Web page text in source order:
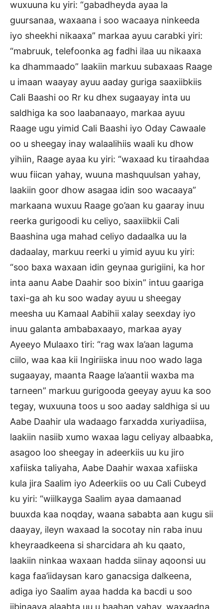
wuxuuna ku yiri: “gabadheyda ayaa la
guursanaa, waxaana i soo wacaaya ninkeeda
iyo sheekhi nikaaxa” markaa ayuu carabki yiri:
“mabruuk, telefoonka ag fadhi ilaa uu nikaaxa
ka dhammaado” laakiin markuu subaxaas Raage
u imaan waayay ayuu aaday guriga saaxiibkiis
Cali Baashi oo Rr ku dhex sugaayay inta uu
saldhiga ka soo laabanaayo, markaa ayuu
Raage ugu yimid Cali Baashi iyo Oday Cawaale
oo u sheegay inay walaalihiis waali ku dhow
yihiin, Raage ayaa ku yiri: “waxaad ku tiraahdaa
wuu fiican yahay, wuuna mashquulsan yahay,
laakiin goor dhow asagaa idin soo wacaaya”
markaana wuxuu Raage go’aan ku gaaray inuu
reerka gurigoodi ku celiyo, saaxiibkii Cali
Baashina uga mahad celiyo dadaalka uu la
dadaalay, markuu reerki u yimid ayuu ku yiri:
“soo baxa waxaan idin geynaa gurigiini, ka hor
inta aanu Aabe Daahir soo bixin” intuu gaariga
taxi-ga ah ku soo waday ayuu u sheegay
meesha uu Kamaal Aabihii xalay seexday iyo
inuu galanta ambabaxaayo, markaa ayay
Ayeeyo Mulaaxo tiri: “rag wax la’aan laguma
ciilo, waa kaa kii Ingiriiska inuu noo wado laga
sugaayay, maanta Raage la’aantii waxba ma
tarneen” markuu gurigooda geeyay ayuu ka soo
tegay, wuxuuna toos u soo aaday saldhiga si uu
Aabe Daahir ula wadaago farxadda xuriyadiisa,
laakiin nasiib xumo waxaa lagu celiyay albaabka,
asagoo loo sheegay in adeerkiis uu ku jiro
xafiiska taliyaha, Aabe Daahir waxaa xafiiska
kula jira Saalim iyo Adeerkiis oo uu Cali Cubeyd
ku yiri: “wiilkayga Saalim ayaa damaanad
buuxda kaa noqday, waana sababta aan kugu sii
daayay, ileyn waxaad la socotay nin raba inuu
kheyraadkeena si sharcidara ah ku qaato,
laakiin ninkaa waxaan hadda siinay aqoonsi uu
kaga faa’iidaysan karo ganacsiga dalkeena,
adiga iyo Saalim ayaa hadda ka bacdi u soo
iibinaaya alaabta uu u baahan yahay, waxaadna